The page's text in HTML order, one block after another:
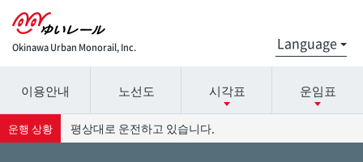
Okinawa Urban Monorail, Inc.
시간표 세부 정보의 방송국 이름을 선택하십시오.
요금표에 대한 자세한 내용은 역 이름을 선택하십시오.
이용안내 노선도 시각표 운임표
운행 상황 평상대로 운전하고 있습니다.